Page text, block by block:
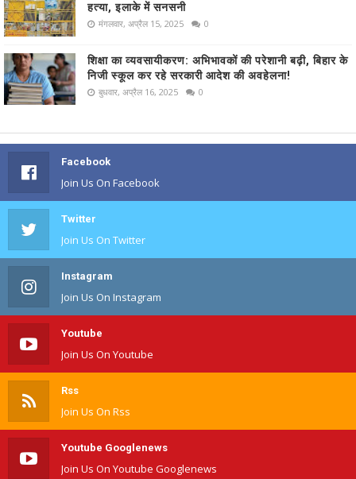
हत्या, इलाके में सनसनी
मंगलवार, अप्रैल 15, 2025 0
शिक्षा का व्यवसायीकरण: अभिभावकों की परेशानी बढ़ी, बिहार के
निजी स्कूल कर रहे सरकारी आदेश की अवहेलना!
बुधवार, अप्रैल 16, 2025 0
Facebook
Join Us On Facebook
Twitter
Join Us On Twitter
Instagram
Join Us On Instagram
Youtube
Join Us On Youtube
Rss
Join Us On Rss
Youtube Googlenews
Join Us On Youtube Googlenews